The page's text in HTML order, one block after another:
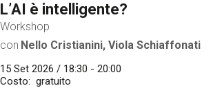
L’AI è intelligente?
Workshop
con Nello Cristianini, Viola Schiaffonati
15 Set 2026 / 18:30 - 20:00
Costo
gratuito